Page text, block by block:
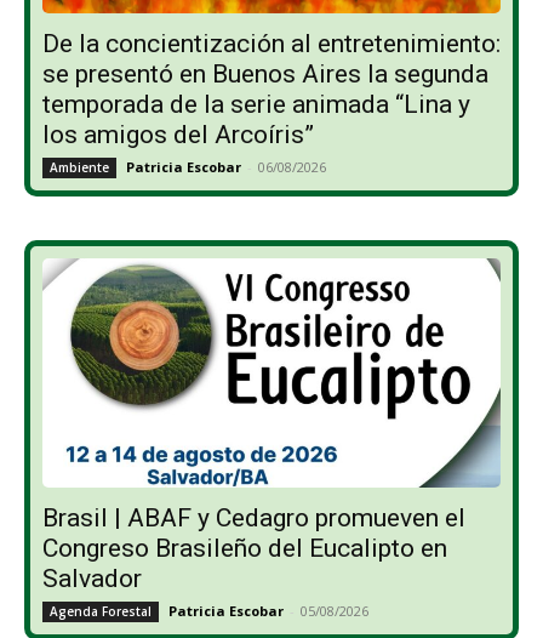
De la concientización al entretenimiento:
se presentó en Buenos Aires la segunda
temporada de la serie animada “Lina y
los amigos del Arcoíris”
Ambiente Patricia Escobar - 06/08/2026
Brasil | ABAF y Cedagro promueven el
Congreso Brasileño del Eucalipto en
Salvador
Agenda Forestal Patricia Escobar - 05/08/2026